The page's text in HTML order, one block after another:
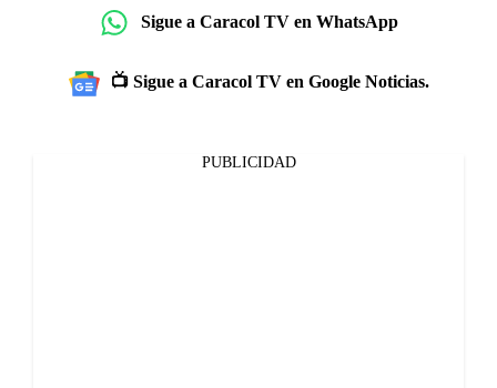
Sigue a Caracol TV en WhatsApp
📺 Sigue a Caracol TV en Google Noticias.
PUBLICIDAD